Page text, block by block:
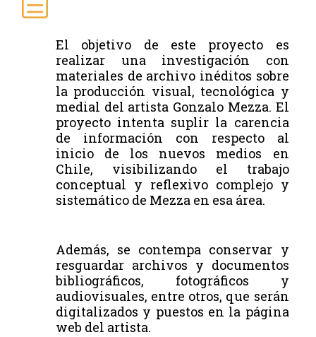
El objetivo de este proyecto es
realizar una investigación con
materiales de archivo inéditos sobre
la producción visual, tecnológica y
medial del artista Gonzalo Mezza. El
proyecto intenta suplir la carencia
de información con respecto al
inicio de los nuevos medios en
Chile, visibilizando el trabajo
conceptual y reflexivo complejo y
sistemático de Mezza en esa área.
Además, se contempa conservar y
resguardar archivos y documentos
bibliográficos, fotográficos y
audiovisuales, entre otros, que serán
digitalizados y puestos en la página
web del artista.